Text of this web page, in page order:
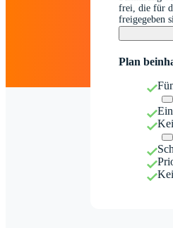
frei, die für
freigegeben
Plan